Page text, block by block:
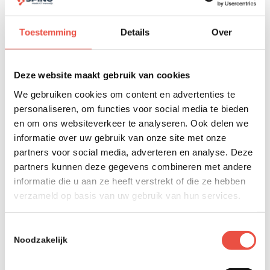
Toestemming Details Over
Deze website maakt gebruik van cookies
We gebruiken cookies om content en advertenties te
personaliseren, om functies voor social media te bieden
en om ons websiteverkeer te analyseren. Ook delen we
informatie over uw gebruik van onze site met onze
partners voor social media, adverteren en analyse. Deze
partners kunnen deze gegevens combineren met andere
informatie die u aan ze heeft verstrekt of die ze hebben
verzameld op basis van uw gebruik van hun services.
Noodzakelijk
ingezetom allerlei beveiligingen te omzeilen. Dan kom je
niet weg met een simpel antivirus programma.
Bekijk in 15 stappen of je goed beveiligd
update of patch krijgt?
✅ Kijkt jouw cyberbeveiliging actief naar abnormaal
gebruik?
✅ Gaat jouw cyberbeveiliging actief op zoek naar nieuwe
bedreigingen?
beschikking heeft over andere gevoelige data?